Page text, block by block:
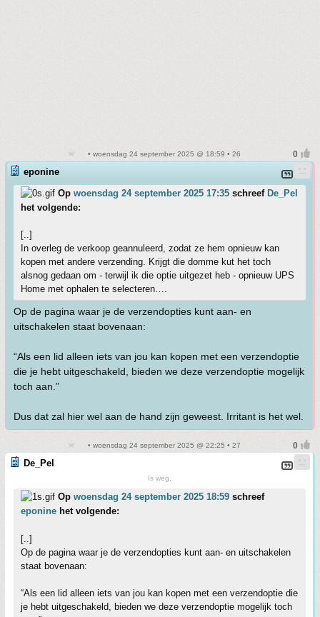
• woensdag 24 september 2025 @ 18:59 • 26
eponine
Op woensdag 24 september 2025 17:35 schreef De_Pel
het volgende:
[..]
In overleg de verkoop geannuleerd, zodat ze hem opnieuw kan
kopen met andere verzending. Krijgt die domme kut het toch
alsnog gedaan om - terwijl ik die optie uitgezet heb - opnieuw UPS
Home met ophalen te selecteren….
Op de pagina waar je de verzendopties kunt aan- en
uitschakelen staat bovenaan:
“Als een lid alleen iets van jou kan kopen met een verzendoptie
die je hebt uitgeschakeld, bieden we deze verzendoptie mogelijk
toch aan.”
Dus dat zal hier wel aan de hand zijn geweest. Irritant is het wel.
• woensdag 24 september 2025 @ 22:25 • 27
De_Pel
Is weg.
Op woensdag 24 september 2025 18:59 schreef
eponine het volgende:
[..]
Op de pagina waar je de verzendopties kunt aan- en uitschakelen
staat bovenaan:
“Als een lid alleen iets van jou kan kopen met een verzendoptie die
je hebt uitgeschakeld, bieden we deze verzendoptie mogelijk toch